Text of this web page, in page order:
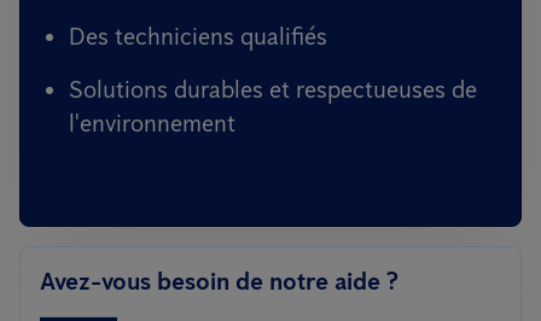
Des techniciens qualifiés
Solutions durables et respectueuses de
l'environnement
Avez-vous besoin de notre aide ?